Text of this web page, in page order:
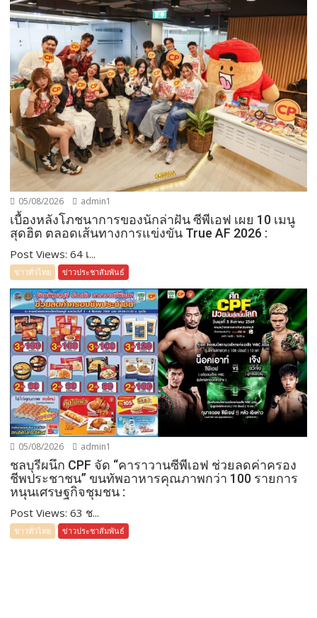
05/08/2026 admin1
เบื้องหลังโภชนาการของนักล่าฝัน ซีพีเอฟ เผย 10 เมนู
สุดฮิต ตลอดเส้นทางการแข่งขัน True AF 2026 :
Post Views: 64 เ...
ข่าวทั่วไทย ข่าวประชาสัมพันธ์
05/08/2026 admin1
ชลบุรีผนึก CPF จัด “คาราวานซีพีเอฟ ช่วยลดค่าครอง
ชีพประชาชน” ขนทัพอาหารคุณภาพกว่า 100 รายการ
หนุนเศรษฐกิจชุมชน :
Post Views: 63 ช...
ข่าวทั่วไทย ข่าวประชาสัมพันธ์